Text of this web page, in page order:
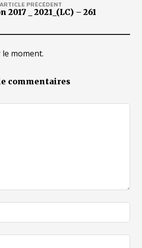
ARTICLE PRÉCÉDENT
2017 _ 2021_(LC) – 261
moment.
commentaires